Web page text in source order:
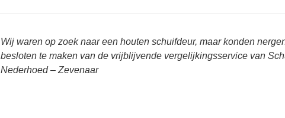
Wij waren op zoek naar een houten schuifdeur, maar konden
besloten te maken van de vrijblijvende vergelijkingsservice van
Nederhoed – Zevenaar